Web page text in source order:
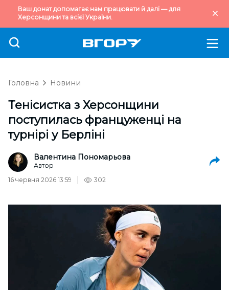
Ваш донат допомагає нам працювати й далі — для
Херсонщини та всієї України.
Головна Новини
Тенісистка з Херсонщини
поступилась француженці на
турнірі у Берліні
Валентина Пономарьова
Автор
16 червня 2026 13:59
302